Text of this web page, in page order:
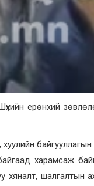
ерөнхий
хуулийн
харамсаж
хяналт, шалгалтын